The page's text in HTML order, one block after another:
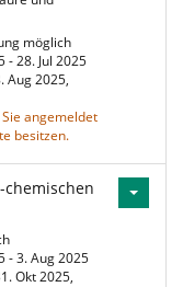
möglich
- 28. Jul 2025
Aug 2025,
angemeldet
besitzen.
chemischen
- 3. Aug 2025
Okt 2025,